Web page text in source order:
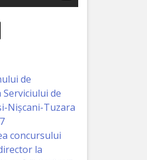
de
de
Nișcani-Tuzara
concursului
la